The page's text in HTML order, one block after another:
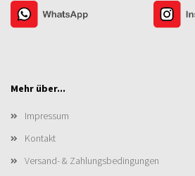
Mehr über...
Impressum
Kontakt
Versand- & Zahlungsbedingungen